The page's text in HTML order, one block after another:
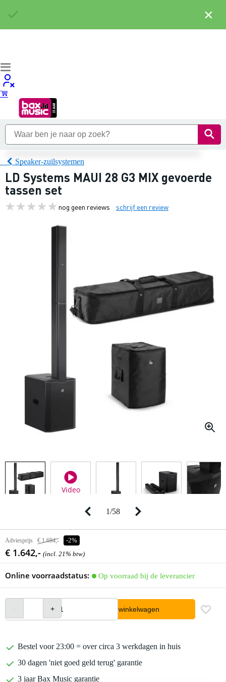
Speaker-zuilsystemen
LD Systems MAUI 28 G3 MIX gevoerde
tassen set
nog geen reviews schrijf een review
Video
1/58
Adviesprijs € 1.684,- -2%
€ 1.642,- (incl. 21% btw)
Online voorraadstatus: Op voorraad bij de leverancier
In winkelwagen
Bestel voor 23:00 = over circa 3 werkdagen in huis
30 dagen 'niet goed geld terug' garantie
3 jaar Bax Music garantie
×